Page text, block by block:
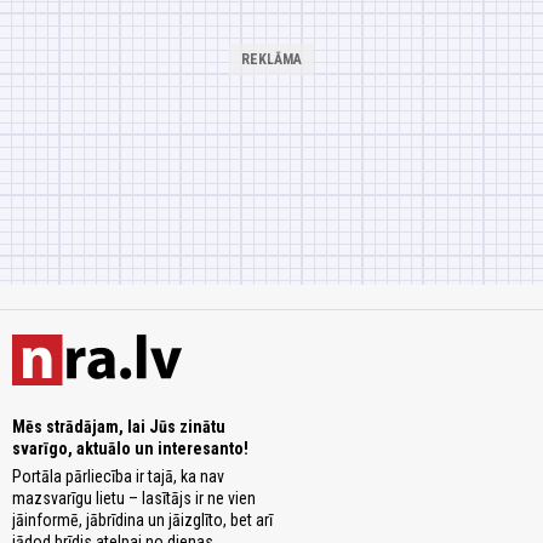
Mēs strādājam, lai Jūs zinātu
svarīgo, aktuālo un interesanto!
Portāla pārliecība ir tajā, ka nav
mazsvarīgu lietu – lasītājs ir ne vien
jāinformē, jābrīdina un jāizglīto, bet arī